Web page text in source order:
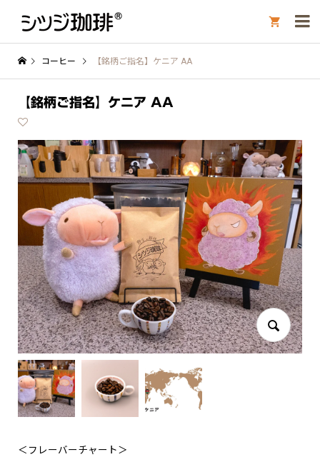

コーヒー 【銘柄ご指名】ケニア AA
【銘柄ご指名】ケニア AA
＜フレーバーチャート＞